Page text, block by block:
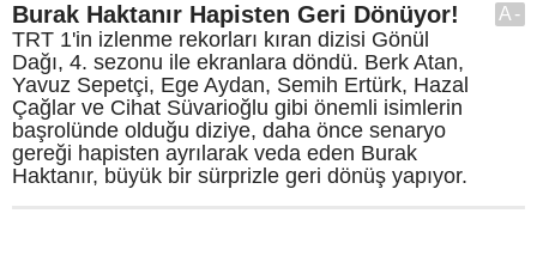
Burak Haktanır Hapisten Geri Dönüyor!
TRT 1'in izlenme rekorları kıran dizisi Gönül
Dağı, 4. sezonu ile ekranlara döndü. Berk Atan,
Yavuz Sepetçi, Ege Aydan, Semih Ertürk, Hazal
Çağlar ve Cihat Süvarioğlu gibi önemli isimlerin
başrolünde olduğu diziye, daha önce senaryo
gereği hapisten ayrılarak veda eden Burak
Haktanır, büyük bir sürprizle geri dönüş yapıyor.
A-